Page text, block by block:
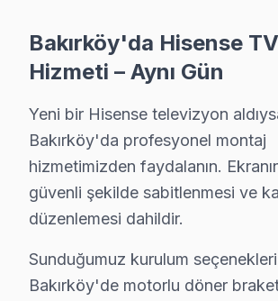
↑ Hisense Servis Ana Sayfası
↑ Bakırköy TV Servis Merkezi
Bakırköy Yakın İlçelerde
· Arnavutköy Hisense
· Avcılar Hisense
Bakırköy'da Hisense
Hizmeti – Aynı Gün
Yeni bir Hisense televizyon
Bakırköy'da profesyonel montaj
hizmetimizden faydalanın.
güvenli şekilde sabitlenmesi ve
düzenlemesi dahildir.
Sunduğumuz kurulum
Bakırköy'de motorlu döner